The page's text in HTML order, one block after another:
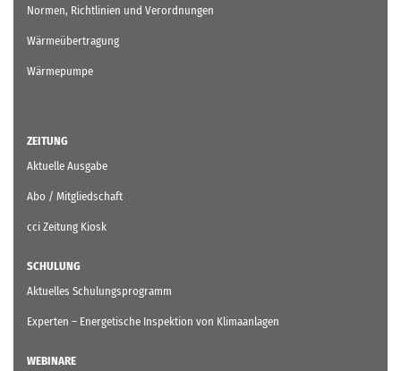
Normen, Richtlinien und Verordnungen
Wärmeübertragung
Wärmepumpe
ZEITUNG
Aktuelle Ausgabe
Abo / Mitgliedschaft
cci Zeitung Kiosk
SCHULUNG
Aktuelles Schulungsprogramm
Experten – Energetische Inspektion von Klimaanlagen
WEBINARE